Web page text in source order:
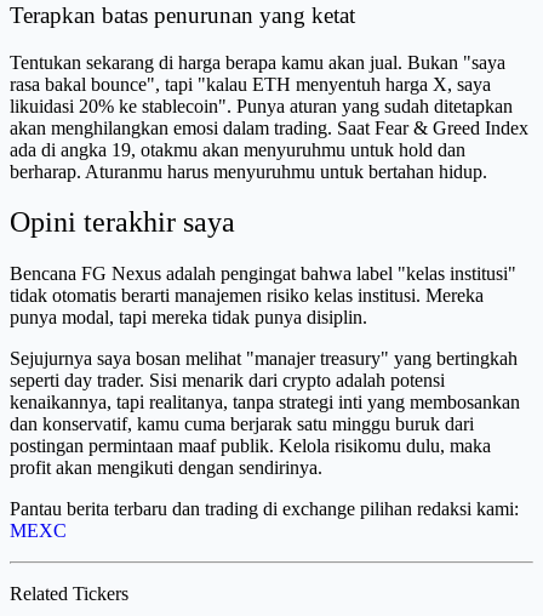
Terapkan batas penurunan yang ketat
Tentukan sekarang di harga berapa kamu akan jual. Bukan "saya
rasa bakal bounce", tapi "kalau ETH menyentuh harga X, saya
likuidasi 20% ke stablecoin". Punya aturan yang sudah ditetapkan
akan menghilangkan emosi dalam trading. Saat Fear & Greed Index
ada di angka 19, otakmu akan menyuruhmu untuk hold dan
berharap. Aturanmu harus menyuruhmu untuk bertahan hidup.
Opini terakhir saya
Bencana FG Nexus adalah pengingat bahwa label "kelas institusi"
tidak otomatis berarti manajemen risiko kelas institusi. Mereka
punya modal, tapi mereka tidak punya disiplin.
Sejujurnya saya bosan melihat "manajer treasury" yang bertingkah
seperti day trader. Sisi menarik dari crypto adalah potensi
kenaikannya, tapi realitanya, tanpa strategi inti yang membosankan
dan konservatif, kamu cuma berjarak satu minggu buruk dari
postingan permintaan maaf publik. Kelola risikomu dulu, maka
profit akan mengikuti dengan sendirinya.
Pantau berita terbaru dan trading di exchange pilihan redaksi kami:
MEXC
Related Tickers